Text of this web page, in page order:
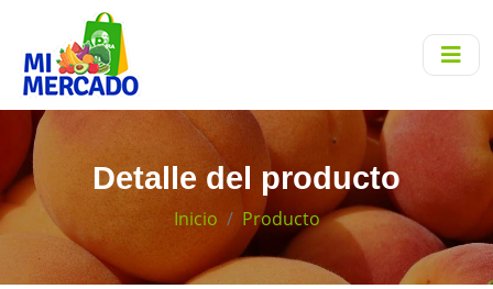
Detalle del producto
Inicio Producto